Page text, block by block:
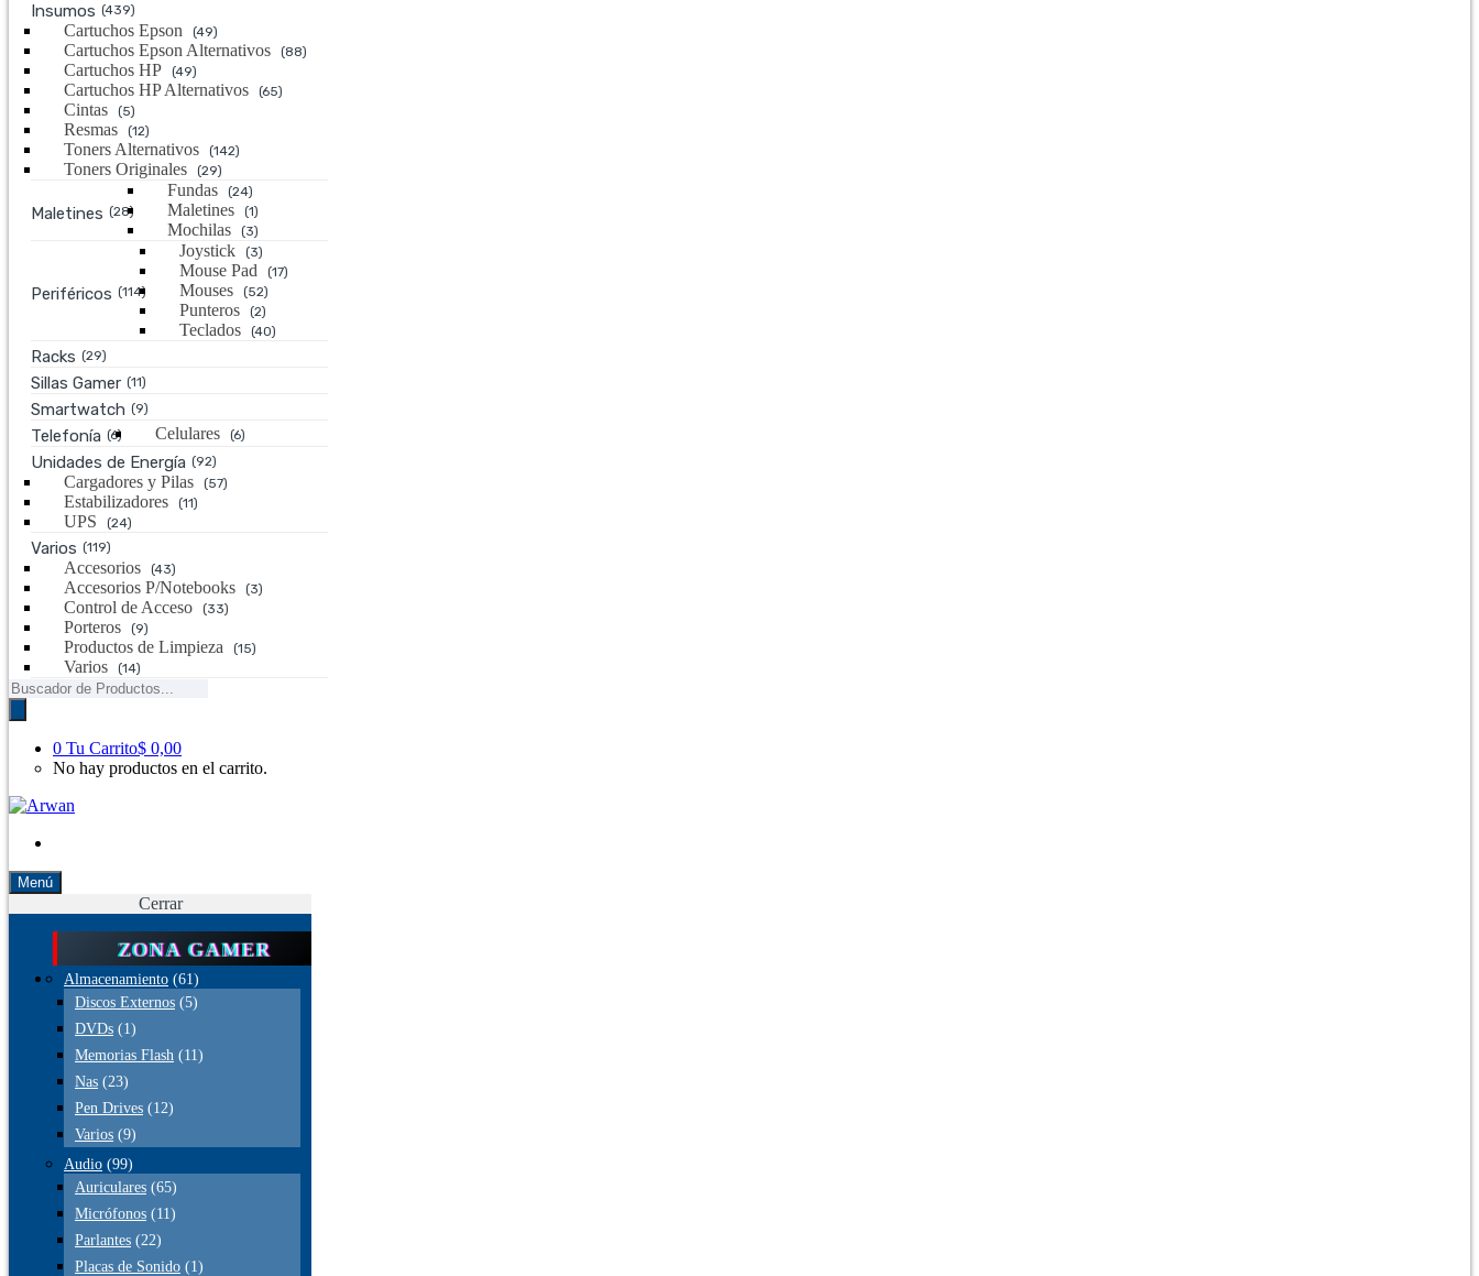
Insumos (439)
Cartuchos Epson (49)
Cartuchos Epson Alternativos (88)
Cartuchos HP (49)
Cartuchos HP Alternativos (65)
Cintas (5)
Resmas (12)
Toners Alternativos (142)
Toners Originales (29)
Maletines (28)
Fundas (24)
Maletines (1)
Mochilas (3)
Periféricos (114)
Joystick (3)
Mouse Pad (17)
Mouses (52)
Punteros (2)
Teclados (40)
Racks (29)
Sillas Gamer (11)
Smartwatch (9)
Telefonía (6) Celulares (6)
Unidades de Energía (92)
Cargadores y Pilas (57)
Estabilizadores (11)
UPS (24)
Varios (119)
Accesorios (43)
Accesorios P/Notebooks (3)
Control de Acceso (33)
Porteros (9)
Productos de Limpieza (15)
Varios (14)
Búsqueda
de
productos
0 Tu Carrito$ 0,00
No hay productos en el carrito.
Menú
Cerrar
ZONA GAMER
Almacenamiento (61)
Discos Externos (5)
DVDs (1)
Memorias Flash (11)
Nas (23)
Pen Drives (12)
Varios (9)
Audio (99)
Auriculares (65)
Micrófonos (11)
Parlantes (22)
Placas de Sonido (1)